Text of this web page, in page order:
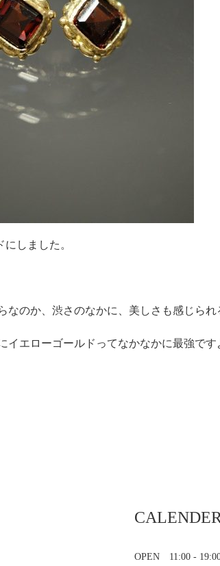
しました。
なのか、渋さのなかに、美しさも感じられ
イエローゴールドってなかなかに最強です
CALENDER
OPEN 11:00 -